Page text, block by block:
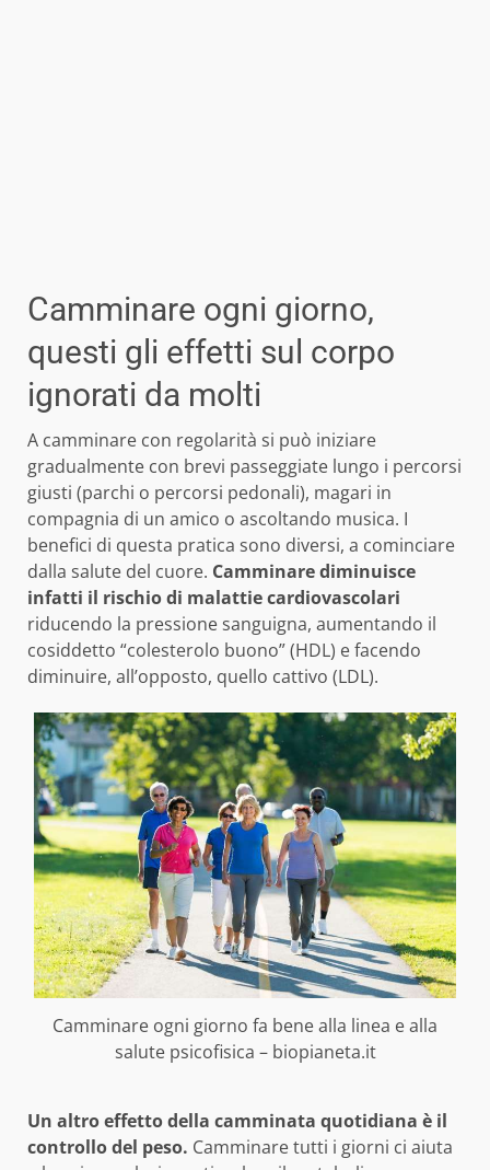
Camminare ogni giorno,
questi gli effetti sul corpo
ignorati da molti
A camminare con regolarità si può iniziare
gradualmente con brevi passeggiate lungo i percorsi
giusti (parchi o percorsi pedonali), magari in
compagnia di un amico o ascoltando musica. I
benefici di questa pratica sono diversi, a cominciare
dalla salute del cuore. Camminare diminuisce
infatti il rischio di malattie cardiovascolari
riducendo la pressione sanguigna, aumentando il
cosiddetto “colesterolo buono” (HDL) e facendo
diminuire, all’opposto, quello cattivo (LDL).
Camminare ogni giorno fa bene alla linea e alla
salute psicofisica – biopianeta.it
Un altro effetto della camminata quotidiana è il
controllo del peso. Camminare tutti i giorni ci aiuta